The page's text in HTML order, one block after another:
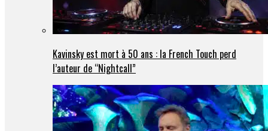
Kavinsky est mort à 50 ans : la French Touch perd
l’auteur de “Nightcall”